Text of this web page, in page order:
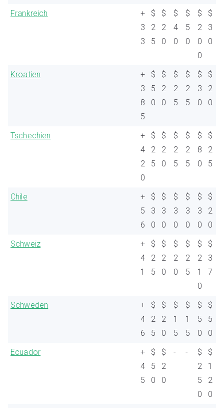
Frankreich
+
3
3
$
2
5
$
2
0
$
4
0
$
5
0
$
2
0
0
$
3
0
Kroatien
+
3
8
5
$
5
0
$
2
0
$
2
5
$
2
5
$
3
0
$
2
0
Tschechien
+
4
2
0
$
2
5
$
2
0
$
2
5
$
2
5
$
8
0
$
2
5
Chile
+
5
6
$
3
0
$
3
0
$
3
0
$
3
0
$
3
0
$
2
0
Schweiz
+
4
1
$
2
5
$
2
0
$
2
0
$
2
5
$
2
1
0
$
3
7
Schweden
+
4
6
$
2
5
$
2
0
$
1
5
$
1
5
$
5
0
$
5
0
Ecuador
+
4
5
$
5
0
$
2
0
- -
$
2
5
0
$
1
2
0